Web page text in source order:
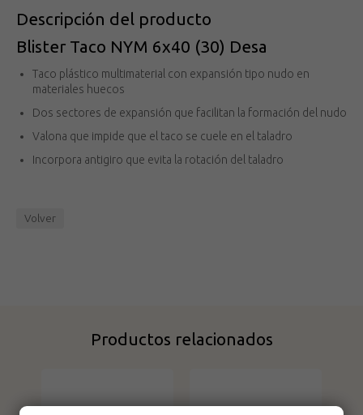
Descripción del producto
Blister Taco NYM 6x40 (30) Desa
Taco plástico multimaterial con expansión tipo nudo en
materiales huecos
Dos sectores de expansión que facilitan la formación del nudo
Valona que impide que el taco se cuele en el taladro
Incorpora antigiro que evita la rotación del taladro
Volver
Productos relacionados